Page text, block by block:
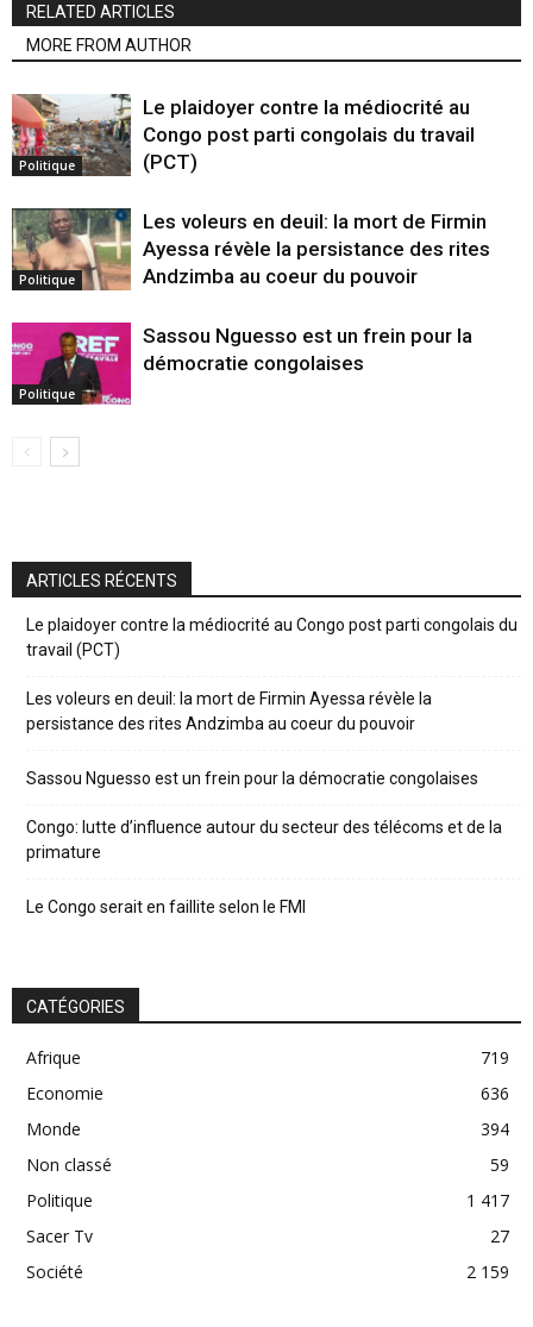
RELATED ARTICLES
MORE FROM AUTHOR
Politique
Le plaidoyer contre la médiocrité au
Congo post parti congolais du travail
(PCT)
Politique
Les voleurs en deuil: la mort de Firmin
Ayessa révèle la persistance des rites
Andzimba au coeur du pouvoir
Politique
Sassou Nguesso est un frein pour la
démocratie congolaises
ARTICLES RÉCENTS
Le plaidoyer contre la médiocrité au Congo post parti congolais du
travail (PCT)
Les voleurs en deuil: la mort de Firmin Ayessa révèle la
persistance des rites Andzimba au coeur du pouvoir
Sassou Nguesso est un frein pour la démocratie congolaises
Congo: lutte d’influence autour du secteur des télécoms et de la
primature
Le Congo serait en faillite selon le FMI
CATÉGORIES
Afrique
719
Economie
636
Monde
394
Non classé
59
Politique
1 417
Sacer Tv
27
Société
2 159